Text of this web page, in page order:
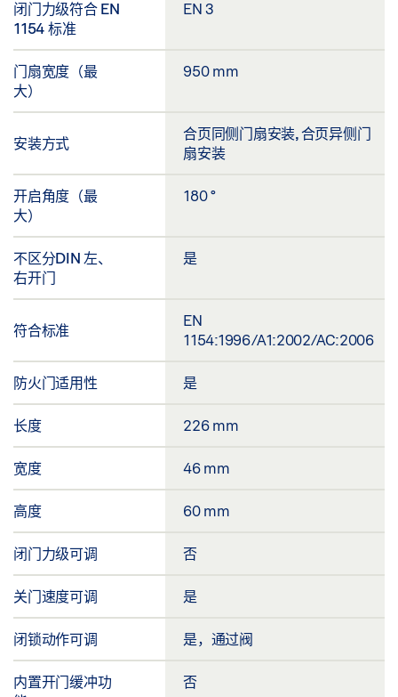
闭门力级符合 EN
1154 标准
EN 3
门扇宽度（最
大）
950 mm
安装方式
合页同侧门扇安装, 合页异侧门
扇安装
开启角度（最
大）
180 °
不区分DIN 左、
右开门
是
符合标准
EN
1154:1996/A1:2002/AC:2006
防火门适用性 是
长度 226 mm
宽度 46 mm
高度 60 mm
闭门力级可调 否
关门速度可调 是
闭锁动作可调 是，通过阀
内置开门缓冲功
否